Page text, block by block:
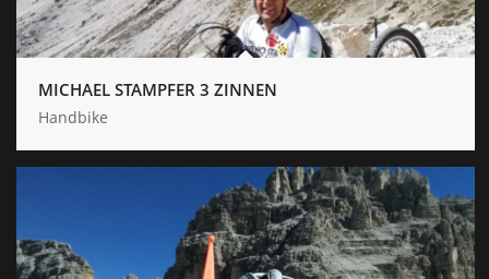
MICHAEL STAMPFER 3 ZINNEN
Handbike